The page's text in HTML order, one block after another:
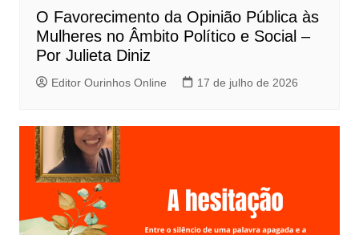
O Favorecimento da Opinião Pública às
Mulheres no Âmbito Político e Social –
Por Julieta Diniz
Editor Ourinhos Online 17 de julho de 2026